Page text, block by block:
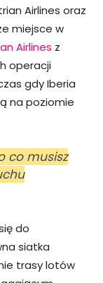
Airlines oraz
miejsce w
Airlines z
operacji
gdy Iberia
na poziomie
co musisz
do
siatka
trasy lotów